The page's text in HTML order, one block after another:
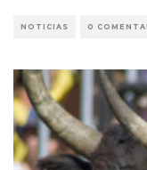
NOTICIAS 0